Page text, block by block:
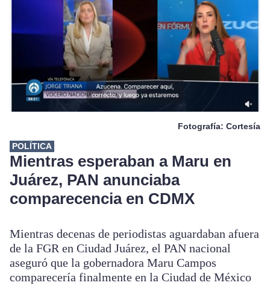
Fotografía: Cortesía
POLÍTICA
Mientras esperaban a Maru en
Juárez, PAN anunciaba
comparecencia en CDMX
Mientras decenas de periodistas aguardaban afuera
de la FGR en Ciudad Juárez, el PAN nacional
aseguró que la gobernadora Maru Campos
comparecería finalmente en la Ciudad de México